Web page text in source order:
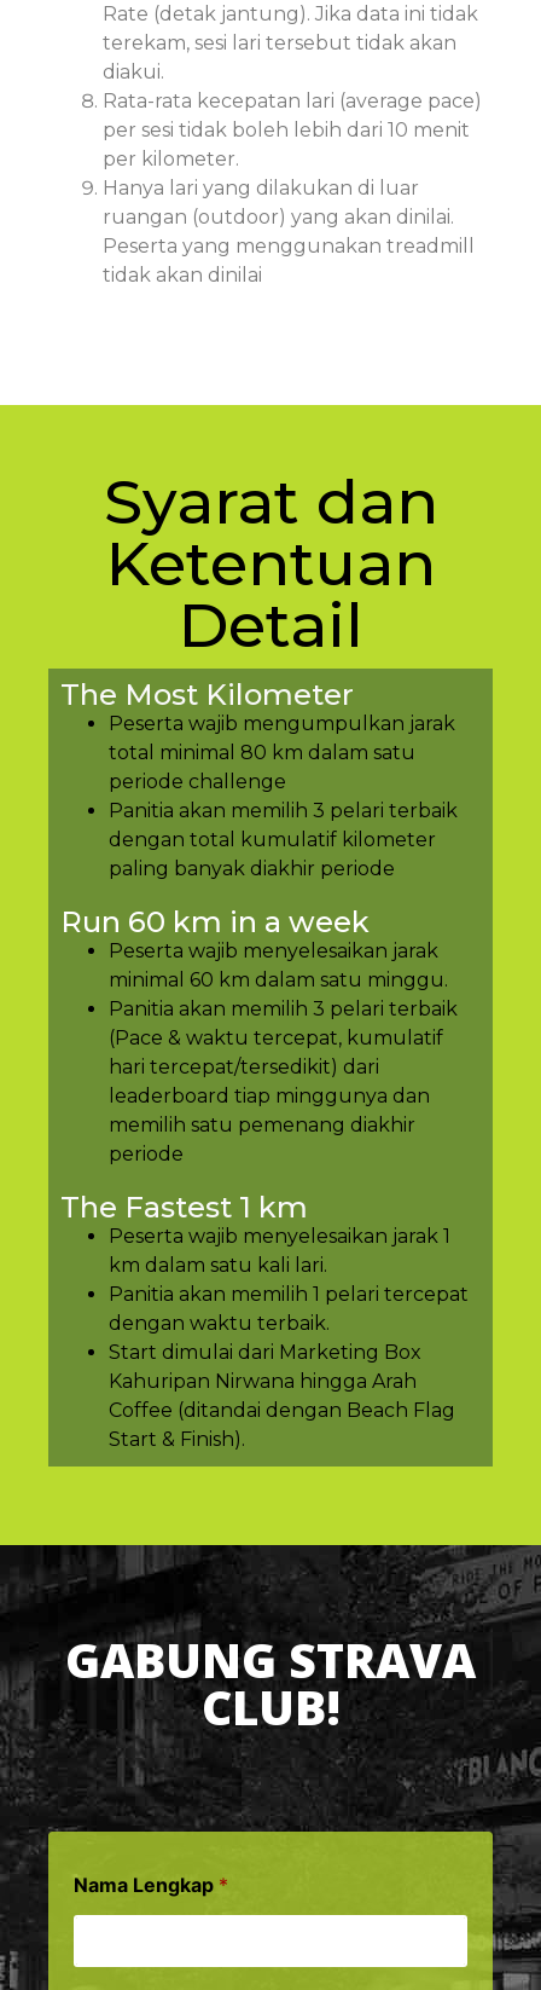
Rate (detak jantung). Jika data ini tidak
terekam, sesi lari tersebut tidak akan
diakui.
Rata-rata kecepatan lari (average pace)
per sesi tidak boleh lebih dari 10 menit
per kilometer.
Hanya lari yang dilakukan di luar
ruangan (outdoor) yang akan dinilai.
Peserta yang menggunakan treadmill
tidak akan dinilai
Syarat dan
Ketentuan
Detail
The Most Kilometer
Peserta wajib mengumpulkan jarak
total minimal 80 km dalam satu
periode challenge
Panitia akan memilih 3 pelari terbaik
dengan total kumulatif kilometer
paling banyak diakhir periode
Run 60 km in a week
Peserta wajib menyelesaikan jarak
minimal 60 km dalam satu minggu.
Panitia akan memilih 3 pelari terbaik
(Pace & waktu tercepat, kumulatif
hari tercepat/tersedikit) dari
leaderboard tiap minggunya dan
memilih satu pemenang diakhir
periode
The Fastest 1 km
Peserta wajib menyelesaikan jarak 1
km dalam satu kali lari.
Panitia akan memilih 1 pelari tercepat
dengan waktu terbaik.
Start dimulai dari Marketing Box
Kahuripan Nirwana hingga Arah
Coffee (ditandai dengan Beach Flag
Start & Finish).
GABUNG STRAVA
CLUB!
Nama Lengkap *